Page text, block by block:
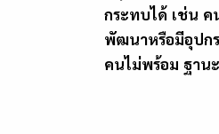
กระทบได้ เช่น ค
พัฒนาหรือมีอุปกร
คนไม่พร้อม ฐาน